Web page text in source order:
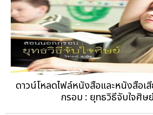
ดาวน์โหลดไฟล์หนังสือและหนังสือเ
กรอบ : ยุทธวิธีจับใจศิษ